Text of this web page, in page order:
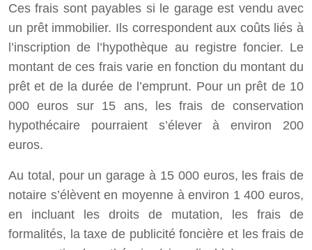
Ces frais sont payables si le garage est vendu avec
un prêt immobilier. Ils correspondent aux coûts liés à
l’inscription de l’hypothèque au registre foncier. Le
montant de ces frais varie en fonction du montant du
prêt et de la durée de l’emprunt. Pour un prêt de 10
000 euros sur 15 ans, les frais de conservation
hypothécaire pourraient s’élever à environ 200
euros.
Au total, pour un garage à 15 000 euros, les frais de
notaire s’élèvent en moyenne à environ 1 400 euros,
en incluant les droits de mutation, les frais de
formalités, la taxe de publicité foncière et les frais de